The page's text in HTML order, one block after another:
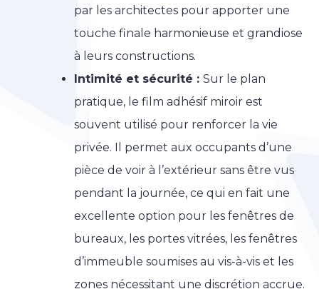
par les architectes pour apporter une
touche finale harmonieuse et grandiose
à leurs constructions.
Intimité et sécurité : Sur le plan
pratique, le film adhésif miroir est
souvent utilisé pour renforcer la vie
privée. Il permet aux occupants d’une
pièce de voir à l’extérieur sans être vus
pendant la journée, ce qui en fait une
excellente option pour les fenêtres de
bureaux, les portes vitrées, les fenêtres
d’immeuble soumises au vis-à-vis et les
zones nécessitant une discrétion accrue.